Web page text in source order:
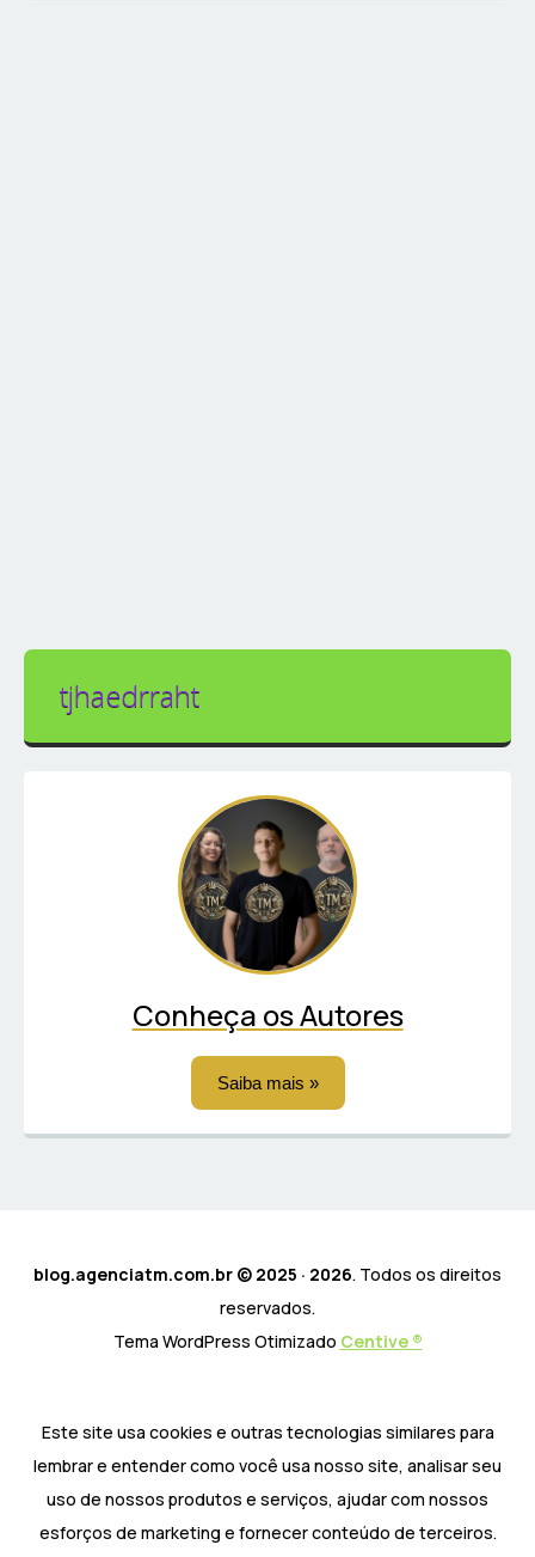
tjhaedrraht
Conheça os Autores
Saiba mais »
blog.agenciatm.com.br © 2025 · 2026. Todos os direitos
reservados.
Tema WordPress Otimizado Centive ®
Este site usa cookies e outras tecnologias similares para
lembrar e entender como você usa nosso site, analisar seu
uso de nossos produtos e serviços, ajudar com nossos
esforços de marketing e fornecer conteúdo de terceiros.